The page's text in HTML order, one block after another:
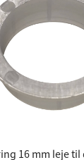
16 mm leje